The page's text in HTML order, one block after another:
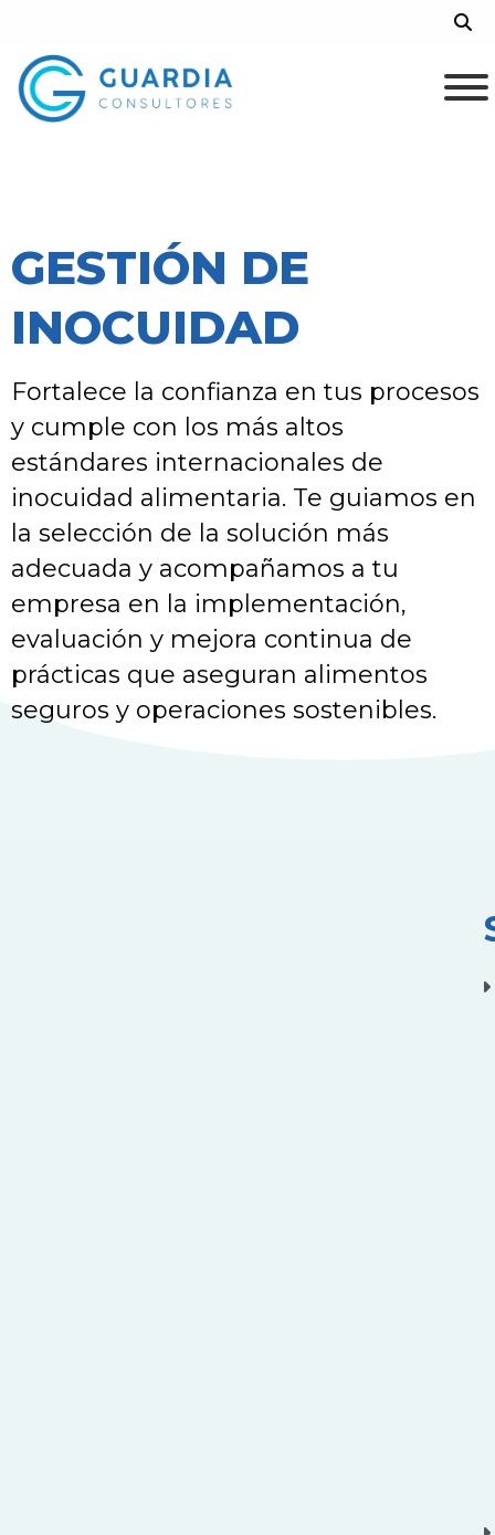
content
GESTIÓN DE
INOCUIDAD
Fortalece la confianza en tus procesos
y cumple con los más altos
estándares internacionales de
inocuidad alimentaria. Te guiamos en
la selección de la solución más
adecuada y acompañamos a tu
empresa en la implementación,
evaluación y mejora continua de
prácticas que aseguran alimentos
seguros y operaciones sostenibles.